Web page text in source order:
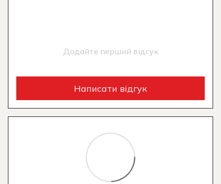
Додайте перший відгук
Написати відгук